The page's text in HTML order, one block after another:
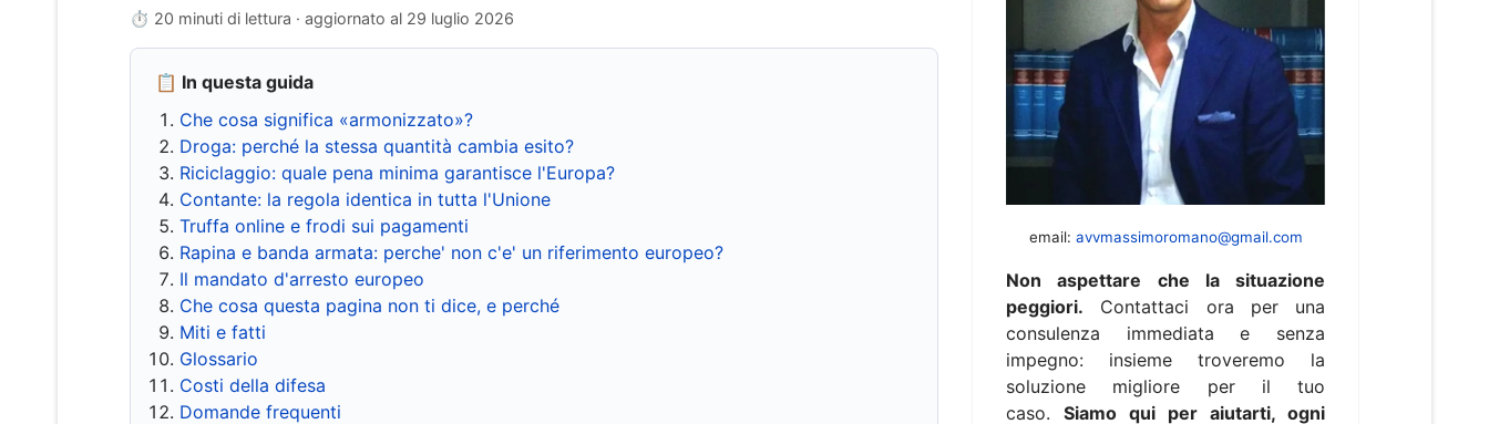
⏱ 20 minuti di lettura · aggiornato al 29 luglio 2026
📋 In questa guida
Che cosa significa «armonizzato»?
Droga: perché la stessa quantità cambia esito?
Riciclaggio: quale pena minima garantisce l'Europa?
Contante: la regola identica in tutta l'Unione
Truffa online e frodi sui pagamenti
Rapina e banda armata: perche' non c'e' un riferimento europeo?
Il mandato d'arresto europeo
Che cosa questa pagina non ti dice, e perché
Miti e fatti
Glossario
Costi della difesa
Domande frequenti
email: avvmassimoromano@gmail.com
Non aspettare che la situazione
peggiori. Contattaci ora per una
consulenza immediata e senza
impegno: insieme troveremo la
soluzione migliore per il tuo
caso. Siamo qui per aiutarti, ogni